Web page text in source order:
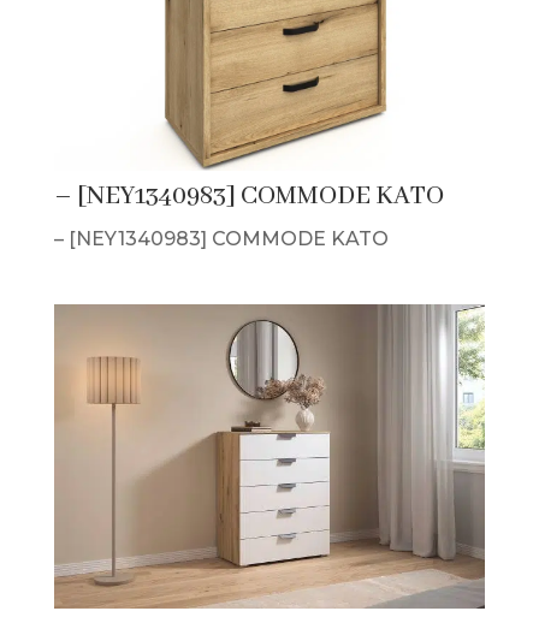
– [NEY1340983] COMMODE KATO
– [NEY1340983] COMMODE KATO